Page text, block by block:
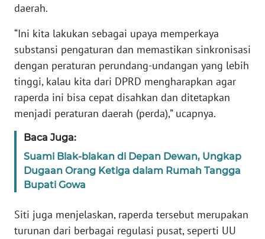
daerah.
“Ini kita lakukan sebagai upaya memperkaya
substansi pengaturan dan memastikan sinkronisasi
dengan peraturan perundang-undangan yang lebih
tinggi, kalau kita dari DPRD mengharapkan agar
raperda ini bisa cepat disahkan dan ditetapkan
menjadi peraturan daerah (perda),” ucapnya.
Baca Juga:
Suami Blak-blakan di Depan Dewan, Ungkap
Dugaan Orang Ketiga dalam Rumah Tangga
Bupati Gowa
Siti juga menjelaskan, raperda tersebut merupakan
turunan dari berbagai regulasi pusat, seperti UU
PAPUA
WN
PAPUA
BARAT
WN
RIAU
WN
SERAMBI
WN
JAMBI